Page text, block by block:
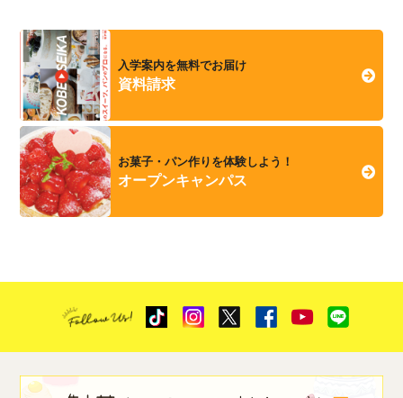
入学案内を無料でお届け
資料請求
お菓子・パン作りを体験しよう！
オープンキャンパス